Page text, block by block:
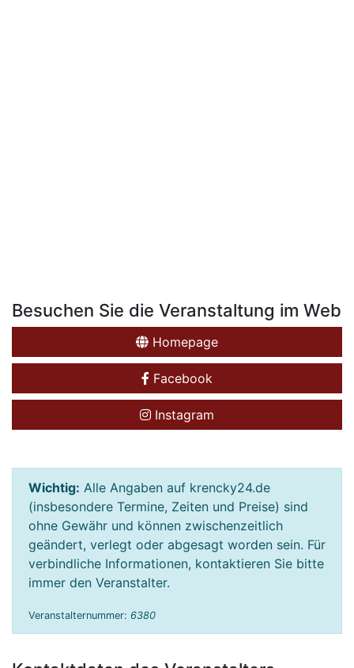
Besuchen Sie die Veranstaltung im Web
Homepage
Facebook
Instagram
Wichtig: Alle Angaben auf krencky24.de
(insbesondere Termine, Zeiten und Preise) sind
ohne Gewähr und können zwischenzeitlich
geändert, verlegt oder abgesagt worden sein. Für
verbindliche Informationen, kontaktieren Sie bitte
immer den Veranstalter.
Veranstalternummer: 6380